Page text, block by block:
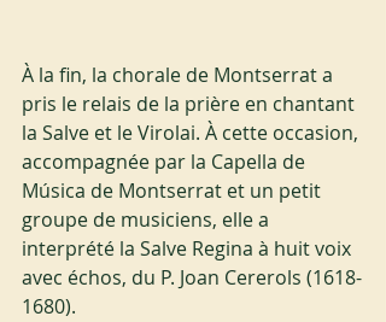
À la fin, la chorale de Montserrat a
pris le relais de la prière en chantant
la Salve et le Virolai. À cette occasion,
accompagnée par la Capella de
Música de Montserrat et un petit
groupe de musiciens, elle a
interprété la Salve Regina à huit voix
avec échos, du P. Joan Cererols (1618-
1680).